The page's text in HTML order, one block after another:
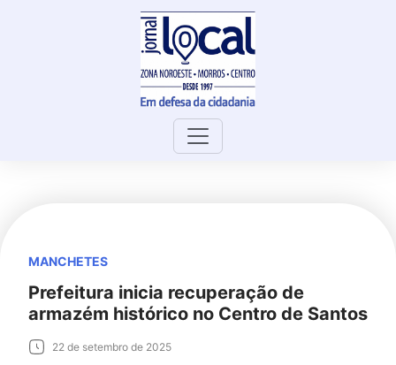
MANCHETES
Prefeitura inicia recuperação de
armazém histórico no Centro de Santos
22 de setembro de 2025